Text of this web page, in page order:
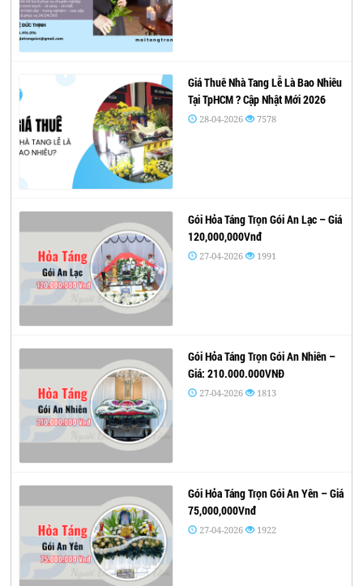
Giá Thuê Nhà Tang Lễ Là Bao Nhiêu
Tại TpHCM ? Cập Nhật Mới 2026
28-04-2026 7578
Gói Hỏa Táng Trọn Gói An Lạc – Giá
120,000,000Vnđ
27-04-2026 1991
Gói Hỏa Táng Trọn Gói An Nhiên –
Giá: 210.000.000VNĐ
27-04-2026 1813
Gói Hỏa Táng Trọn Gói An Yên – Giá
75,000,000Vnđ
27-04-2026 1922